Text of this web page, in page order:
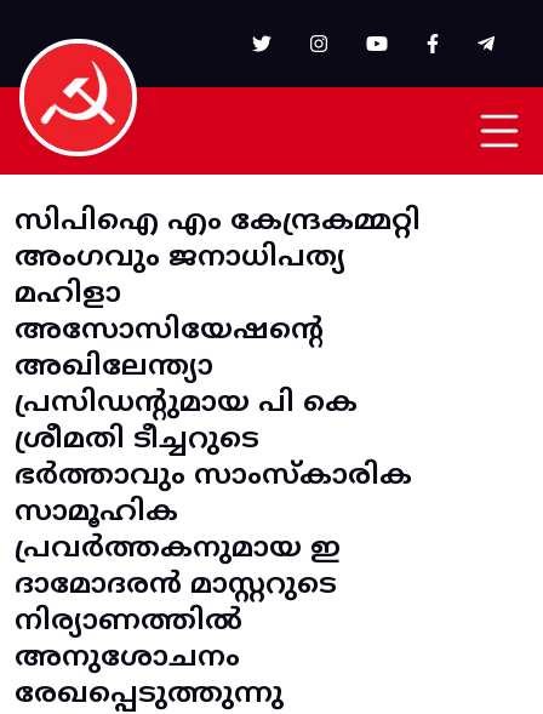
സിപിഐ എം കേന്ദ്രകമ്മറ്റി
അംഗവും ജനാധിപത്യ
മഹിളാ
അസോസിയേഷൻ്റെ
അഖിലേന്ത്യാ
പ്രസിഡന്റുമായ പി കെ
ശ്രീമതി ടീച്ചറുടെ
ഭർത്താവും സാംസ്കാരിക
സാമൂഹിക
പ്രവർത്തകനുമായ ഇ
ദാമോദരൻ മാസ്റ്ററുടെ
നിര്യാണത്തിൽ
അനുശോചനം
രേഖപ്പെടുത്തുന്നു